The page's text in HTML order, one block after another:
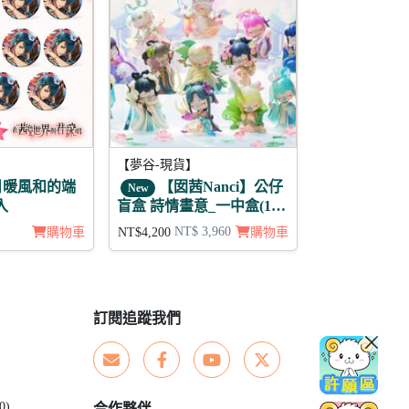
風和的端
購物車
【夢谷-現貨】
New
【囡茜Nanci】公仔
盲盒 詩情畫意_一中盒(12
款不重複)
NT$4,200 NT$ 3,960 購物車
訂閱追蹤我們